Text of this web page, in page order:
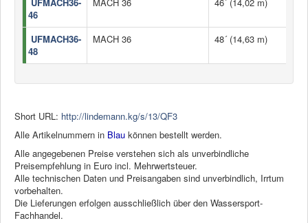
46
UFMACH36-
48
MACH 36 48´ (14,63 m)
Short URL: http://lindemann.kg/s/13/QF3
Alle Artikelnummern in Blau können bestellt werden.
Alle angegebenen Preise verstehen sich als unverbindliche
Preisempfehlung in Euro incl. Mehrwertsteuer.
Alle technischen Daten und Preisangaben sind unverbindlich, Irrtum
vorbehalten.
Die Lieferungen erfolgen ausschließlich über den Wassersport-
Fachhandel.